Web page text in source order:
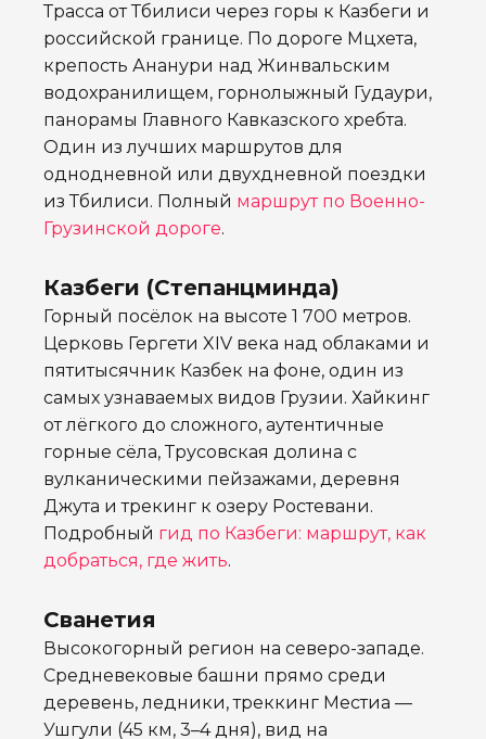
Трасса от Тбилиси через горы к Казбеги и
российской границе. По дороге Мцхета,
крепость Ананури над Жинвальским
водохранилищем, горнолыжный Гудаури,
панорамы Главного Кавказского хребта.
Один из лучших маршрутов для
однодневной или двухдневной поездки
из Тбилиси. Полный маршрут по Военно-
Грузинской дороге.
Казбеги (Степанцминда)
Горный посёлок на высоте 1 700 метров.
Церковь Гергети XIV века над облаками и
пятитысячник Казбек на фоне, один из
самых узнаваемых видов Грузии. Хайкинг
от лёгкого до сложного, аутентичные
горные сёла, Трусовская долина с
вулканическими пейзажами, деревня
Джута и трекинг к озеру Ростевани.
Подробный гид по Казбеги: маршрут, как
добраться, где жить.
Сванетия
Высокогорный регион на северо-западе.
Средневековые башни прямо среди
деревень, ледники, треккинг Местиа —
Ушгули (45 км, 3–4 дня), вид на